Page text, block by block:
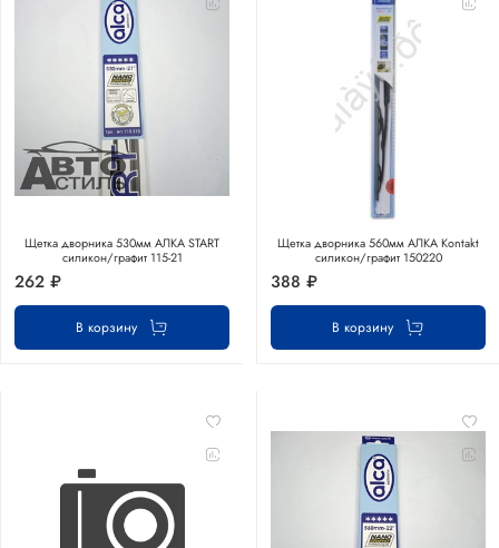
Щетка дворника 530мм АЛКА START
силикон/графит 115-21
262 ₽
В корзину
Щетка дворника 560мм АЛКА Kontakt
силикон/графит 150220
388 ₽
В корзину